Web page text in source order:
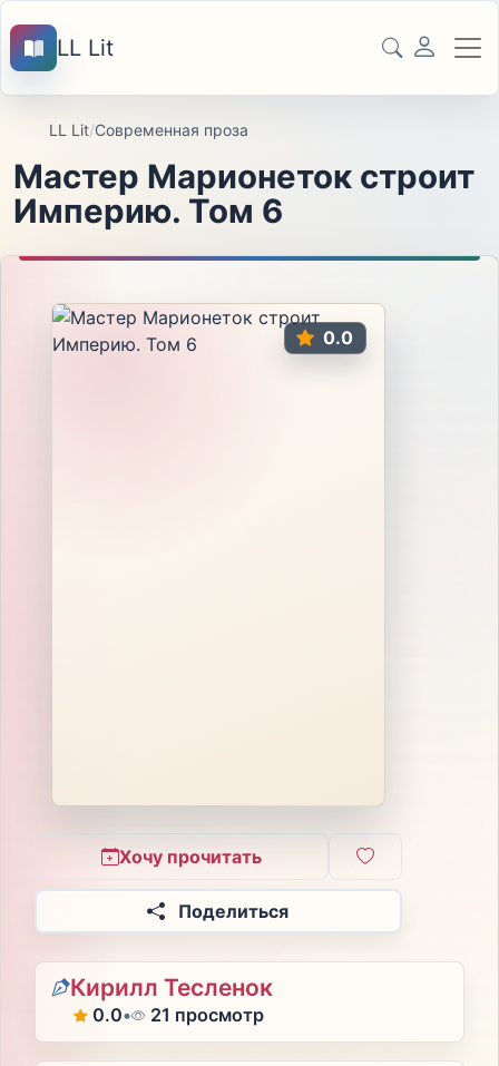
LL Lit
LL Lit/Современная проза
Мастер Марионеток строит
Империю. Том 6
0.0
Хочу прочитать
Поделиться
Кирилл Тесленок
0.0• 21 просмотр